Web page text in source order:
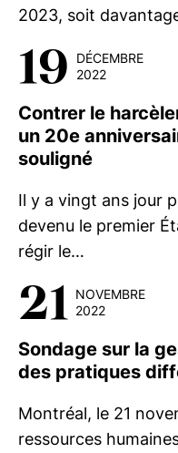
2023, soit
19
DÉCEMBRE
2022
Contrer le
un 20e
souligné
Il y a vingt ans jour
devenu le premier
régir le…
21
NOVEMBRE
2022
Sondage sur la
des pratiques
Montréal, le 21
ressources